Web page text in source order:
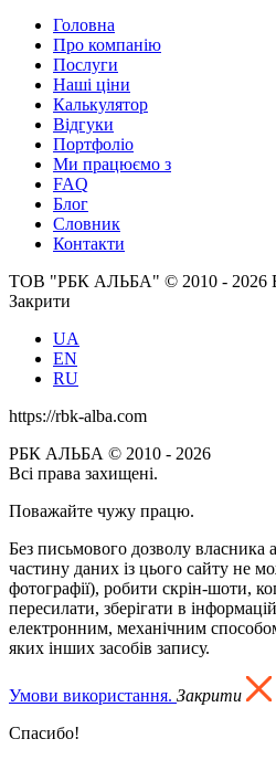
Головна
Про компанію
Послуги
Наші ціни
Калькулятор
Відгуки
Портфоліо
Ми працюємо з
FAQ
Блог
Словник
Контакти
ТОВ "РБК АЛЬБА" © 2010 - 2026
Закрити
UA
EN
RU
https://rbk-alba.com
РБК АЛЬБА © 2010 - 2026
Всі права захищені.
Поважайте чужу працю.
Без письмового дозволу власника
частину даних із цього сайту не
фотографії), робити скрін-шоти,
пересилати, зберігати в
електронним, механічним
яких інших засобів запису.
Умови використання. Закрити
Спасибо!